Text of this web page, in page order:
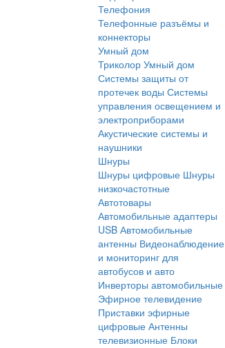
Телефония
Телефонные разъёмы и
коннекторы
Умный дом
Триколор Умный дом
Системы защиты от
протечек воды Системы
управления освещением и
электроприборами
Акустические системы и
наушники
Шнуры
Шнуры цифровые Шнуры
низкочастотные
Автотовары
Автомобильные адаптеры
USB Автомобильные
антенны Видеонаблюдение
и мониторинг для
автобусов и авто
Инверторы автомобильные
Эфирное телевидение
Приставки эфирные
цифровые Антенны
телевизионные Блоки